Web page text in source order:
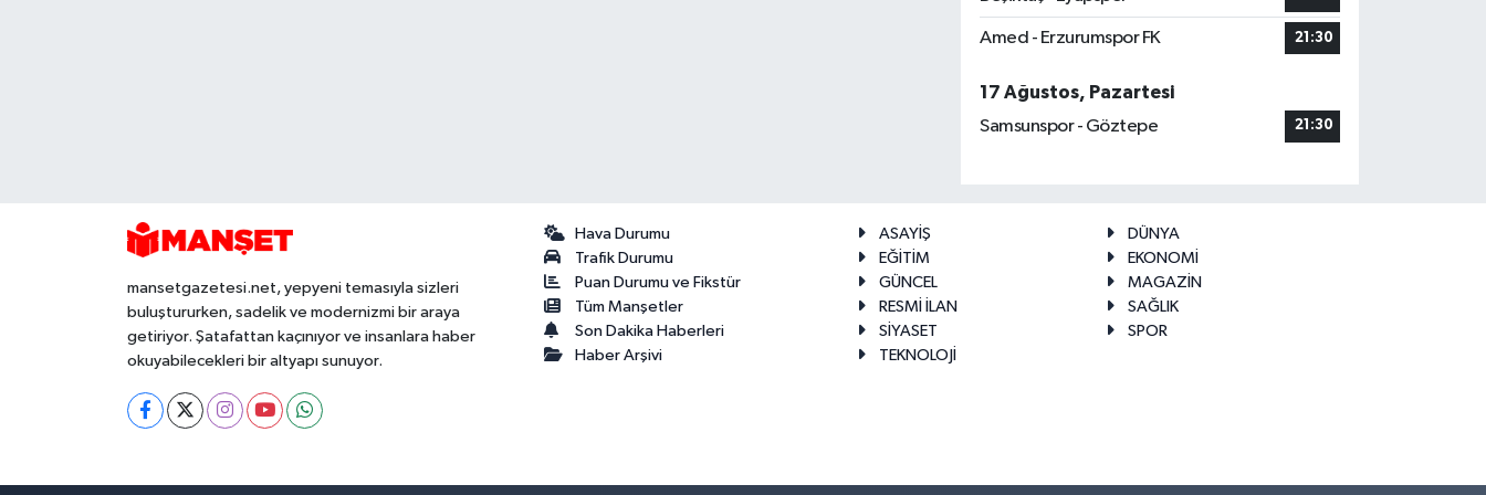
Amed - Erzurumspor FK 21:30
17 Ağustos, Pazartesi
Samsunspor - Göztepe
21:30
mansetgazetesi.net, yepyeni temasıyla sizleri
buluştururken, sadelik ve modernizmi bir araya
getiriyor. Şatafattan kaçınıyor ve insanlara haber
okuyabilecekleri bir altyapı sunuyor.
Hava Durumu
Trafik Durumu
Puan Durumu ve Fikstür
Tüm Manşetler
Son Dakika Haberleri
Haber Arşivi
ASAYİŞ
DÜNYA
EĞİTİM
EKONOMİ
GÜNCEL
MAGAZİN
RESMİ İLAN
SAĞLIK
SİYASET
SPOR
TEKNOLOJİ